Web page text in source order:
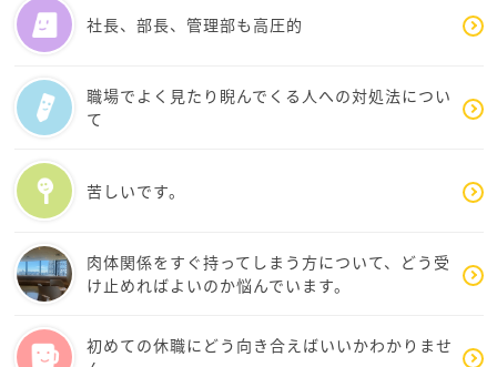
目の前にいるお客様に美を提供し
笑顔になってもらえることだと思います
逆にきついことは、
同じ姿勢で座りっぱなしでつらい、
私は最近、SNSで見たのですが、
会話をしないネイルサロンがありました
人と話すのが苦手な人のためのサロンです
施術者とお客様との間についたてがあります
どんなネイリストになりたいのか、
理想はありますか？
社長、部長、管理部も高圧的
職場でよく見たり睨んでくる人への対処法につい
て
苦しいです。
肉体関係をすぐ持ってしまう方について、どう受
け止めればよいのか悩んでいます。
初めての休職にどう向き合えばいいかわかりませ